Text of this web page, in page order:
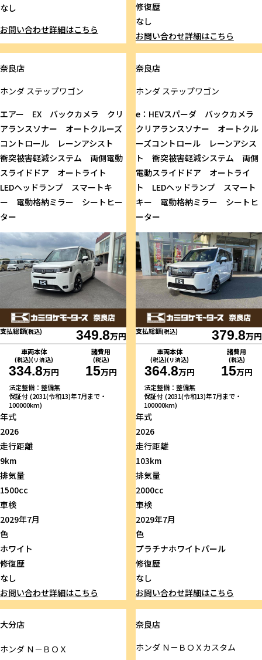
なし
お問い合わせ詳細はこちら
修復歴
なし
お問い合わせ詳細はこちら
奈良店
ホンダ ステップワゴン
エアー EX バックカメラ クリ
アランスソナー オートクルーズ
コントロール レーンアシスト
衝突被害軽減システム 両側電動
スライドドア オートライト
LEDヘッドランプ スマートキ
ー 電動格納ミラー シートヒー
ター
支払総額(税込) 349.8万円
車両本体
(税込)(リ済込)
334.8万円
諸費用
(税込)
15万円
法定整備：整備無
保証付 (2031(令和13)年7月まで・
100000km)
年式
2026
走行距離
9km
排気量
1500cc
車検
2029年7月
色
ホワイト
修復歴
なし
お問い合わせ詳細はこちら
奈良店
ホンダステップワゴン
e：HEVスパーダ バックカメラ
クリアランスソナー オートクル
ーズコントロール レーンアシス
ト 衝突被害軽減システム 両側
電動スライドドア オートライ
ト LEDヘッドランプ スマート
キー 電動格納ミラー シートヒ
ーター
支払総額(税込) 379.8万円
車両本体
(税込)(リ済込)
364.8万円
諸費用
(税込)
15万円
法定整備：整備無
保証付 (2031(令和13)年7月まで・
100000km)
年式
2026
走行距離
103km
排気量
2000cc
車検
2029年7月
色
プラチナホワイトパール
修復歴
なし
お問い合わせ詳細はこちら
大分店
ホンダ Ｎ－ＢＯＸ
奈良店
ホンダＮ－ＢＯＸカスタム